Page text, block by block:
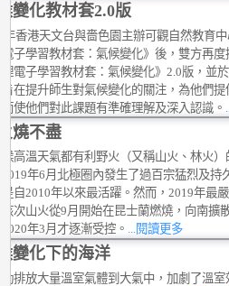
變化教材套2.0版
年香港天文台與嗇色園主辦可觀自然教育
子學習教材套：氣候變化》後，雙方再
電子學習教材套：氣候變化》2.0版，並
在提升師生對氣候變化的關注，為他們
使他們對此課題有準確理解及深入認識。
燒不盡
高溫天氣都有利野火（又稱山火、林火
年6月北極圈內發生了過百宗猛烈及持
自2010年以來最活躍。然而，2019年最
次山火從9月開始在昆士蘭燃燒，向南擴
年3月才逐漸受控。 ...閱讀更多
變化下的海洋
排放大量溫室氣體到大氣中，加劇了溫